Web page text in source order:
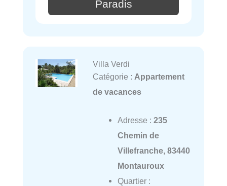
Paradis
Villa Verdi
Catégorie : Appartement
de vacances
Adresse : 235
Chemin de
Villefranche, 83440
Montauroux
Quartier :